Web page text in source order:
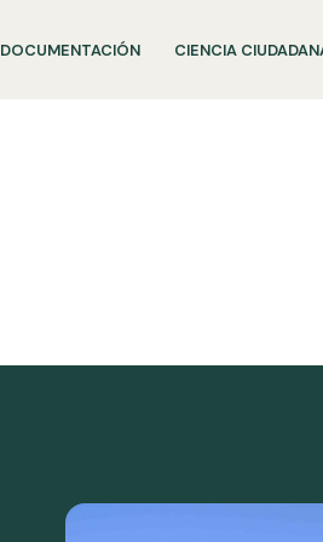
DOCUMENTACIÓN CIENCIA